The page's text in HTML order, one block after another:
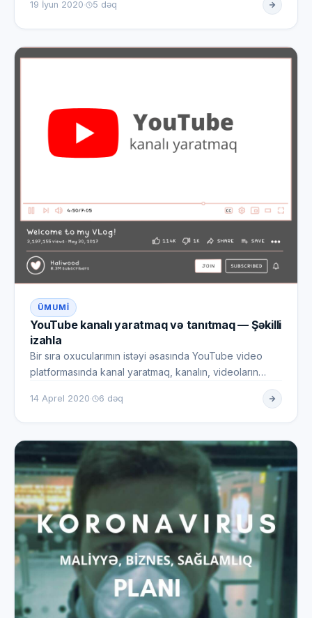
19 İyun 2020· 5 dəq
ÜMUMI
YouTube kanalı yaratmaq və tanıtmaq — Şəkilli
izahla
Bir sıra oxucularımın istəyi əsasında YouTube video
platformasında kanal yaratmaq, kanalın, videoların
14 Aprel 2020· 6 dəq